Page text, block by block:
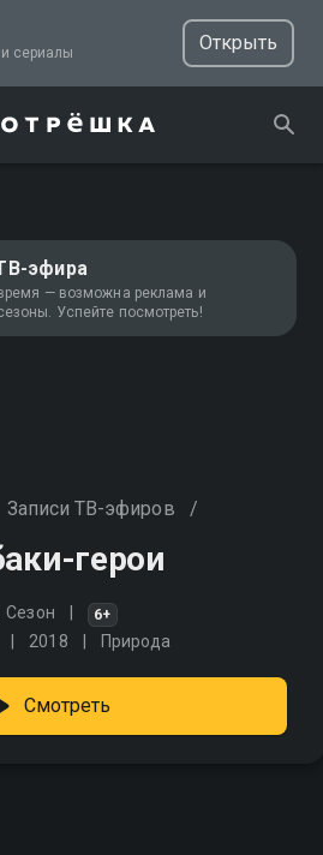
ТВ, фильмы и сериалы
Открыть
эфира
— возможна реклама и
Успейте посмотреть!
Записи ТВ-эфиров /
герои
Сезон 6+
2018 Природа
Смотреть